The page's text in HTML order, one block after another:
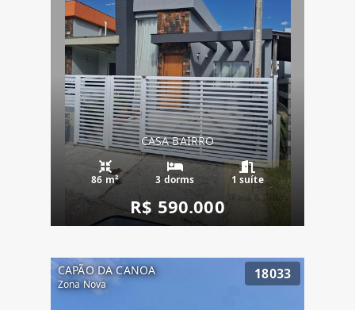
CASA BAIRRO
86 m² 3 dorms 1 suíte
R$ 590.000
CAPÃO DA CANOA
Zona Nova
18033